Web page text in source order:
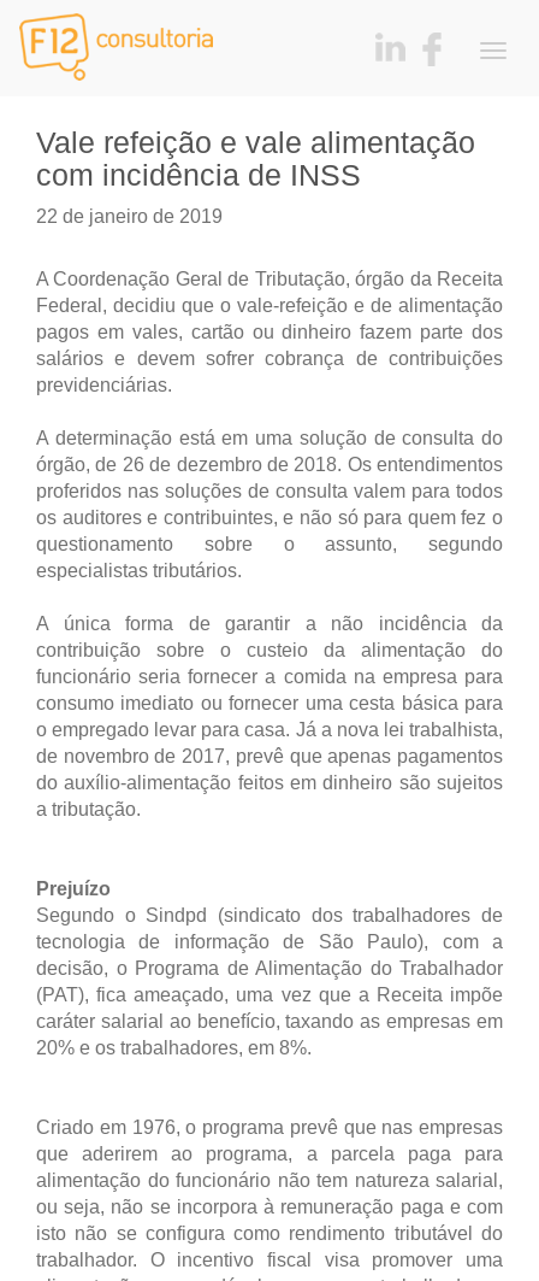
Vale refeição e vale alimentação
com incidência de INSS
22 de janeiro de 2019
A Coordenação Geral de Tributação, órgão da Receita
Federal, decidiu que o vale-refeição e de alimentação
pagos em vales, cartão ou dinheiro fazem parte dos
salários e devem sofrer cobrança de contribuições
previdenciárias.
A determinação está em uma solução de consulta do
órgão, de 26 de dezembro de 2018. Os entendimentos
proferidos nas soluções de consulta valem para todos
os auditores e contribuintes, e não só para quem fez o
questionamento sobre o assunto, segundo
especialistas tributários.
A única forma de garantir a não incidência da
contribuição sobre o custeio da alimentação do
funcionário seria fornecer a comida na empresa para
consumo imediato ou fornecer uma cesta básica para
o empregado levar para casa. Já a nova lei trabalhista,
de novembro de 2017, prevê que apenas pagamentos
do auxílio-alimentação feitos em dinheiro são sujeitos
a tributação.
Prejuízo
Segundo o Sindpd (sindicato dos trabalhadores de
tecnologia de informação de São Paulo), com a
decisão, o Programa de Alimentação do Trabalhador
(PAT), fica ameaçado, uma vez que a Receita impõe
caráter salarial ao benefício, taxando as empresas em
20% e os trabalhadores, em 8%.
Criado em 1976, o programa prevê que nas empresas
que aderirem ao programa, a parcela paga para
alimentação do funcionário não tem natureza salarial,
ou seja, não se incorpora à remuneração paga e com
isto não se configura como rendimento tributável do
trabalhador. O incentivo fiscal visa promover uma